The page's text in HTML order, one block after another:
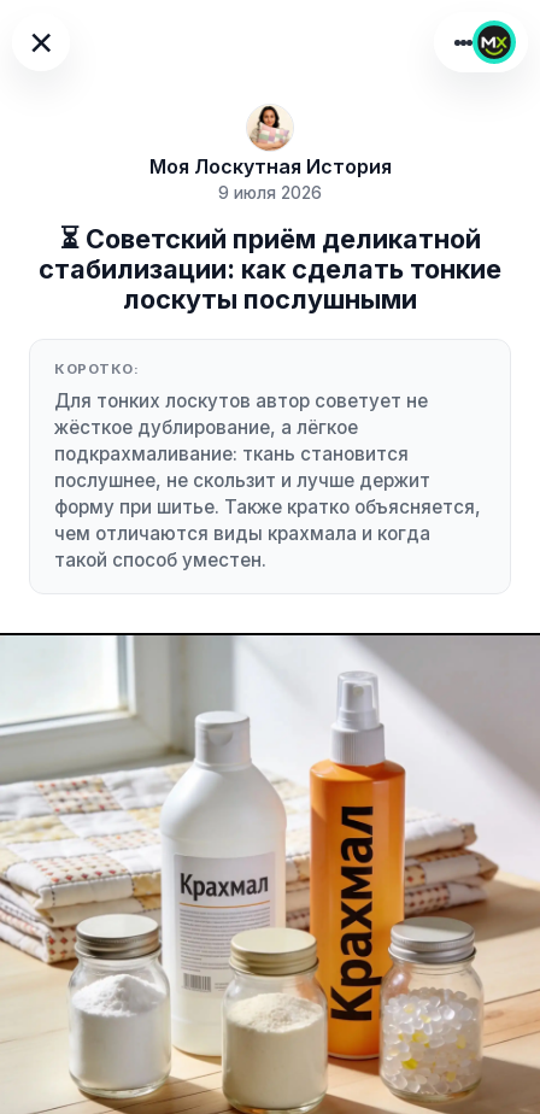
×
Моя Лоскутная История
9 июля 2026
⏳ Советский приём деликатной
стабилизации: как сделать тонкие
лоскуты послушными
КОРОТКО:
Для тонких лоскутов автор советует не
жёсткое дублирование, а лёгкое
подкрахмаливание: ткань становится
послушнее, не скользит и лучше держит
форму при шитье. Также кратко объясняется,
чем отличаются виды крахмала и когда
такой способ уместен.